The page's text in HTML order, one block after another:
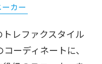
カー
レファクスタイル
ーディネートに、